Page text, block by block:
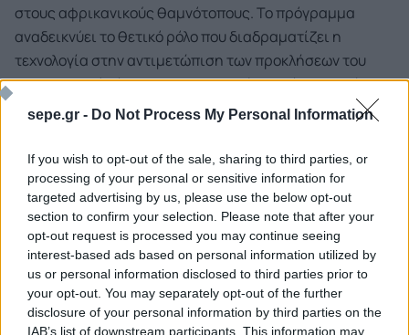
sepe.gr - Do Not Process My Personal Information
If you wish to opt-out of the sale, sharing to third parties, or
processing of your personal or sensitive information for
targeted advertising by us, please use the below opt-out
section to confirm your selection. Please note that after your
opt-out request is processed you may continue seeing
interest-based ads based on personal information utilized by
us or personal information disclosed to third parties prior to
your opt-out. You may separately opt-out of the further
disclosure of your personal information by third parties on the
IAB’s list of downstream participants. This information may
στους αφρικανικούς θαμνότοπους. Το πρόγραμμα
αναδεικνύει το θετικό ρόλο που διαδραματίζει η
τεχνολογία στην αντιμετώπιση των προκλήσεων του
πραγματικού κόσμου. Για τη φετινή Παγκόσμια Ημέρα
των Ζώων και όχι μόνο, η Samsung επιθυμεί να
σημασία της διατήρησης της άγριας ζωής και τους
ενθαρρύνει να υποστηρίξουν τον αγώνα της Black
Mamba για την προστασία της φύσης».
Φέτος, καλούνται όλοι να κάνουν τη δική τους «Σκοπιά»
και να γίνουν ένας εικονικός δασοφύλακας,
συμβάλλοντας στην προστασία των απειλούμενων ζώων
από τη λαθροθηρία. Μπορούν να παρακολουθούν τα